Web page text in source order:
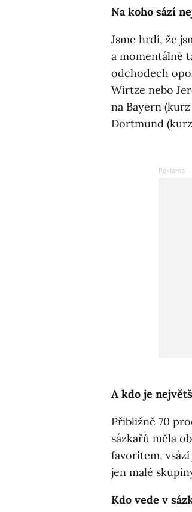
Na koho sází
Jsme hrdí, že
a momentálně
odchodech
Wirtze nebo
na Bayern
Dortmund
A kdo je
Přibližně 70
sázkařů měla
favoritem,
jen malé
Kdo vede v